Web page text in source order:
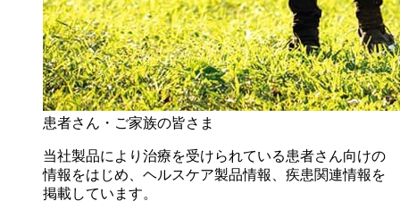
患者さん・ご家族の皆さま
当社製品により治療を受けられている患者さん向けの
情報をはじめ、ヘルスケア製品情報、疾患関連情報を
掲載しています。